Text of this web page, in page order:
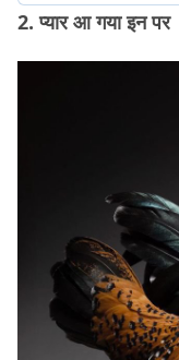
2. प्यार आ गया इन पर